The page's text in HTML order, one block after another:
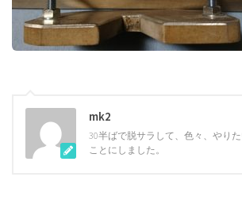
mk2
30半ばで脱サラして、色々、やり
ことにしました。